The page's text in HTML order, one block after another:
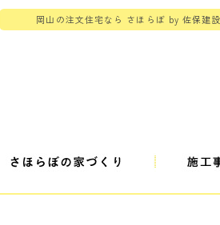
岡山の注文住宅なら さほらぼ by 佐保建